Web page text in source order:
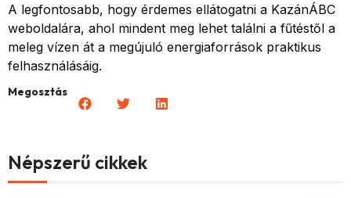
A legfontosabb, hogy érdemes ellátogatni a KazánÁBC
weboldalára, ahol mindent meg lehet találni a fűtéstől a
meleg vízen át a megújuló energiaforrások praktikus
felhasználásáig.
Megosztás
Népszerű cikkek